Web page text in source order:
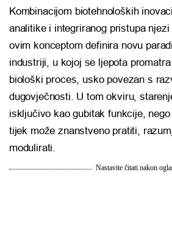
Kombinacijom biotehnoloških
analitike i integriranog pristupa
ovim konceptom definira novu
industriji, u kojoj se ljepota
biološki proces, usko povezan s
dugovječnosti. U tom okviru,
isključivo kao gubitak funkcije,
tijek može znanstveno pratiti,
modulirati.
Nastavite čitati nakon